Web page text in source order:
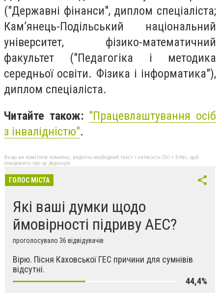
("Державні фінанси", диплом спеціаліста;
Кам’янець-Подільський національний
університет, фізико-математичний
факультет ("Педагогіка і методика
середньої освіти. Фізика і інформатика"),
диплом спеціаліста.
Читайте також: "Працевлаштування осіб
з інвалідністю".
Якщо ви помітили помилку, виділіть необхідний текст і натисніть Ctrl + Enter, щоб
повідомити про це редакцію
ГОЛОС МІСТА
Які ваші думки щодо
ймовірності підриву АЕС?
проголосувало 36 відвідувачів
Вірю. Пісня Каховської ГЕС причини для сумнівів
відсутні.
44,4%